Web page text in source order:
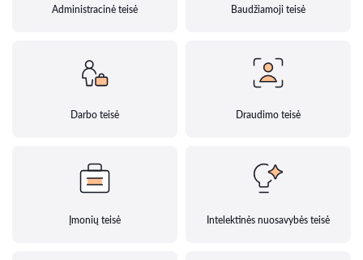
Administracinė teisė Baudžiamoji teisė
Darbo teisė Draudimo teisė
Įmonių teisė Intelektinės nuosavybės teisė